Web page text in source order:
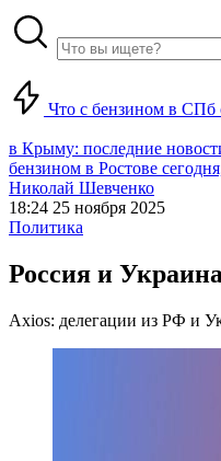
Что с бензином в СПб
в Крыму: последние
бензином в Ростове
Николай Шевченко
18:24 25 ноября 2025
Политика
Россия и
Axios: делегации из РФ и